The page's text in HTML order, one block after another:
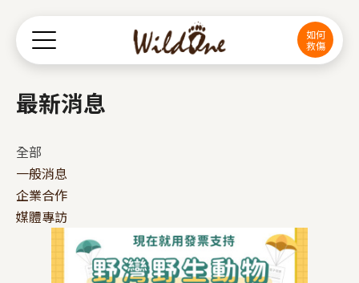
最新消息
全部
一般消息
企業合作
媒體專訪
如何
救傷